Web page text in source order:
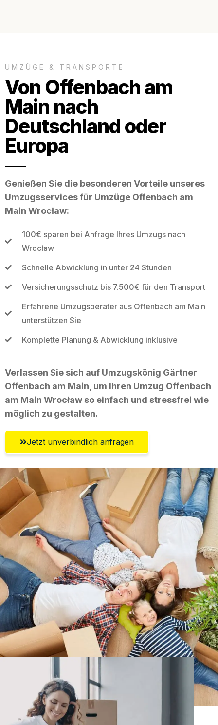
UMZÜGE & TRANSPORTE
Von Offenbach am
Main nach
Deutschland oder
Europa
Genießen Sie die besonderen Vorteile unseres
Umzugsservices für Umzüge Offenbach am
Main Wrocław:
100€ sparen bei Anfrage Ihres Umzugs nach
Wrocław
Schnelle Abwicklung in unter 24 Stunden
Versicherungsschutz bis 7.500€ für den Transport
Erfahrene Umzugsberater aus Offenbach am Main
unterstützen Sie
Komplette Planung & Abwicklung inklusive
Verlassen Sie sich auf Umzugskönig Gärtner
Offenbach am Main, um Ihren Umzug Offenbach
am Main Wrocław so einfach und stressfrei wie
möglich zu gestalten.
Jetzt unverbindlich anfragen